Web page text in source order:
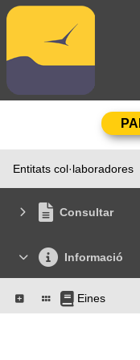
Entitats col·laboradores
Consultar
Informació
Eines